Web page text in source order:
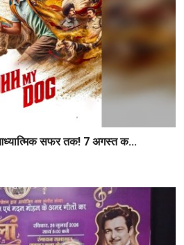
सफर तक! 7 अगस्त क...